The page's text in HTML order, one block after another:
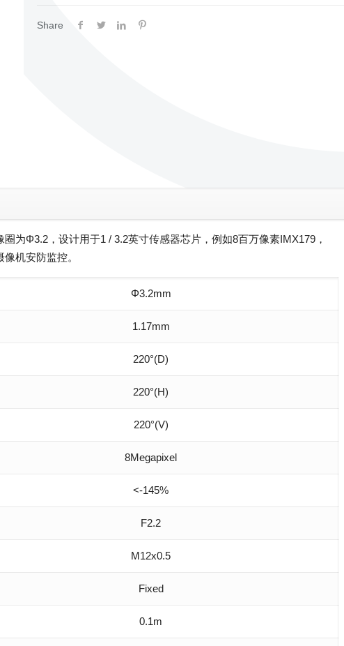
Share
为Φ3.2，设计用于1 / 3.2英寸传感器芯片，例如8百万像素IMX179，
机安防监控。
Φ3.2mm
1.17mm
220°(D)
220°(H)
220°(V)
8Megapixel
<-145%
F2.2
M12x0.5
Fixed
0.1m